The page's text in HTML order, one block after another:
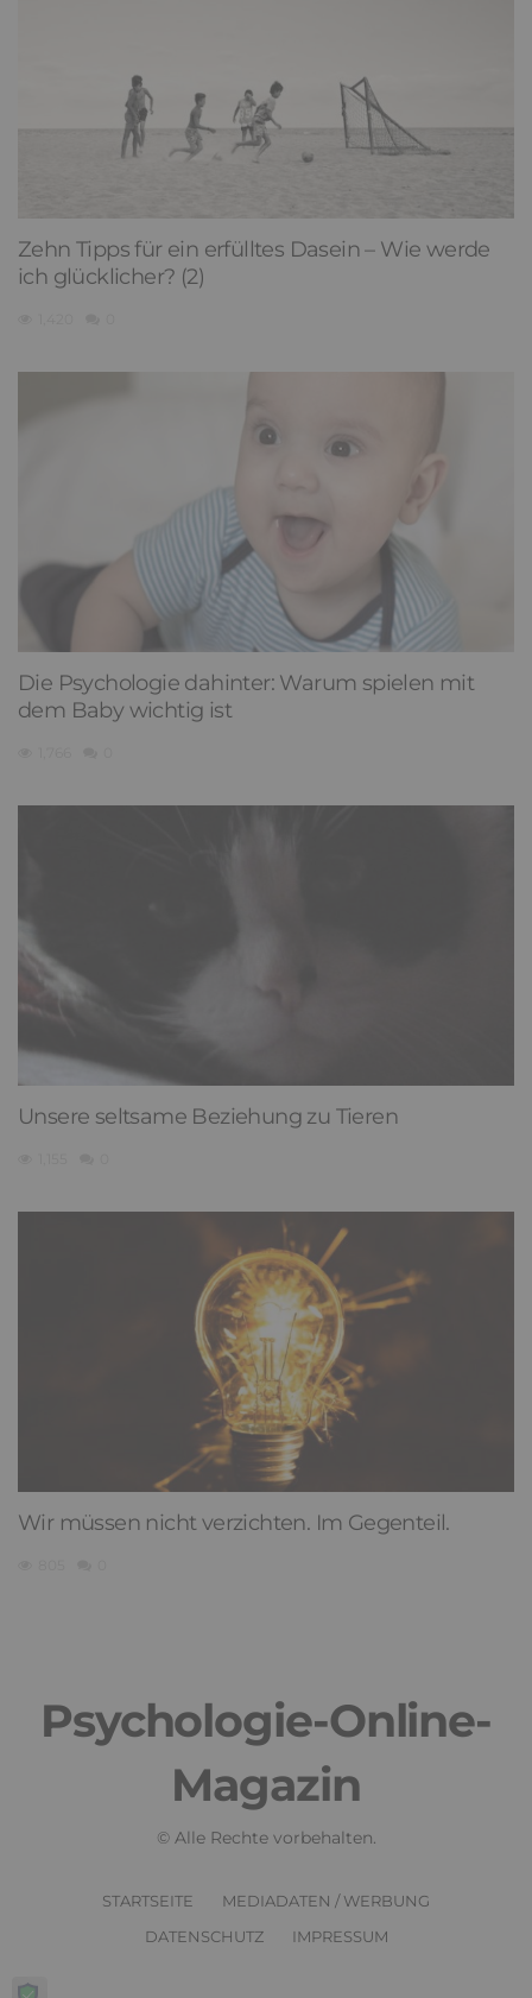
Zehn Tipps für ein erfülltes Dasein – Wie werde
ich glücklicher? (2)
Die Psychologie dahinter: Warum spielen mit
dem Baby wichtig ist
Unsere seltsame Beziehung zu Tieren
Wir müssen nicht verzichten. Im Gegenteil.
Psychologie-Online-
Magazin
© Alle Rechte vorbehalten.
STARTSEITE
MEDIADATEN / WERBUNG
DATENSCHUTZ
IMPRESSUM